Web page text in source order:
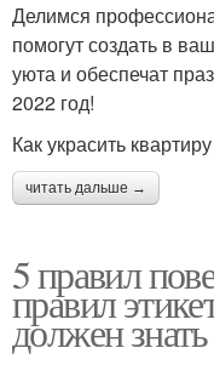
Делимся
помогут создать в
уюта и обеспечат
2022 год!
Как украсить
читать дальше →
5 правил
правил
должен